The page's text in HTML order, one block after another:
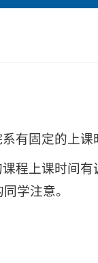
有固定的上
程上课时间
学注意。